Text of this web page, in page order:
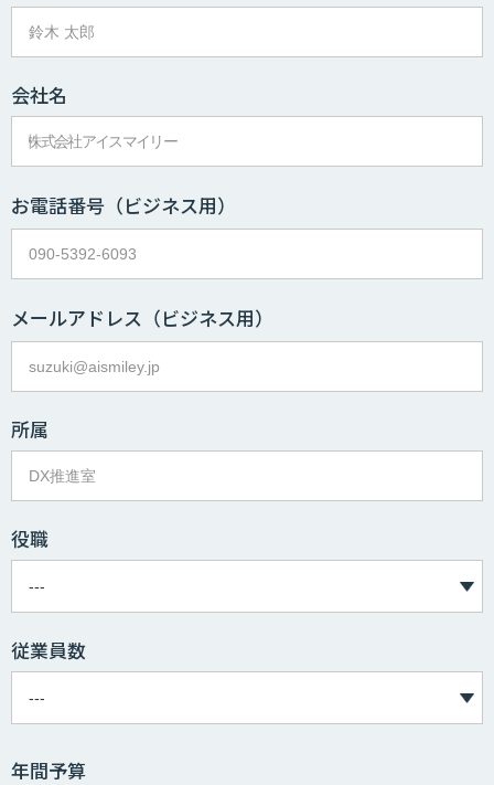
会社名
お電話番号 （ビジネス用）
メールアドレス （ビジネス用）
所属
役職
従業員数
年間予算